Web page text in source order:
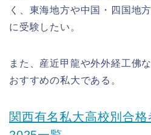
く、東海地方や中国・四国地
に受験したい。
また、産近甲龍や外外経工佛
おすすめの私大である。
関西有名私大高校別合